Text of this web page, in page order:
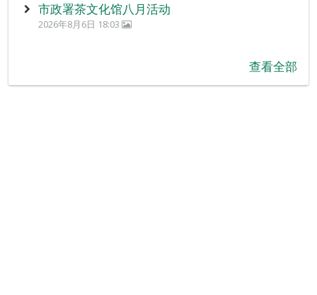
市政署茶文化馆八月活动
2026年8月6日 18:03
查看全部